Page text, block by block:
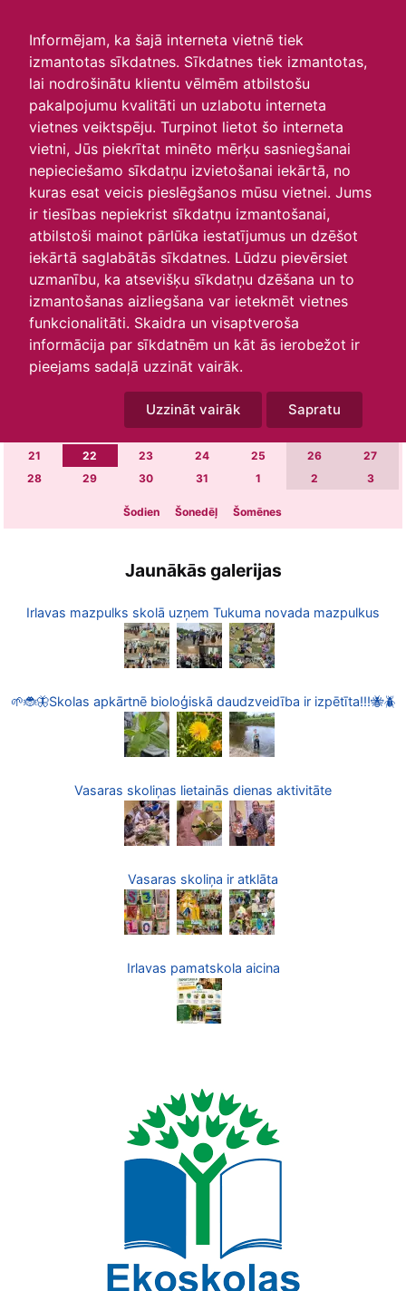
Informējam, ka šajā interneta vietnē tiek
izmantotas sīkdatnes. Sīkdatnes tiek izmantotas,
lai nodrošinātu klientu vēlmēm atbilstošu
pakalpojumu kvalitāti un uzlabotu interneta
vietnes veiktspēju. Turpinot lietot šo interneta
vietni, Jūs piekrītat minēto mērķu sasniegšanai
nepieciešamo sīkdatņu izvietošanai iekārtā, no
kuras esat veicis pieslēgšanos mūsu vietnei. Jums
ir tiesības nepiekrist sīkdatņu izmantošanai,
atbilstoši mainot pārlūka iestatījumus un dzēšot
iekārtā saglabātās sīkdatnes. Lūdzu pievērsiet
uzmanību, ka atsevišķu sīkdatņu dzēšana un to
izmantošanas aizliegšana var ietekmēt vietnes
funkcionalitāti. Skaidra un visaptveroša
informācija par sīkdatnēm un kāt ās ierobežot ir
pieejams sadaļā uzzināt vairāk.
Uzzināt vairāk Sapratu
Skats :
Aktuālie
Šodien Šonedēļ
Šomēnes
Arhīvs
O T S
9 10 12
16 17 18 19
21
22 23 24 25 26
27
28
29 30 31 1 2 3
Šodien Šonedēļ Šomēnes
Jaunākās galerijas
Irlavas mazpulks skolā uzņem Tukuma novada mazpulkus
🌱🐞🦋Skolas apkārtnē bioloģiskā daudzveidība ir izpētīta!!!🐝🪲
Vasaras skoliņas lietainās dienas aktivitāte
Vasaras skoliņa ir atklāta
Irlavas pamatskola aicina